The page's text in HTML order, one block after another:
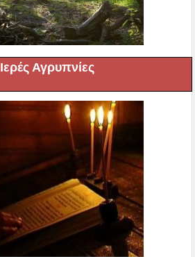
Ιερές Αγρυπνίες